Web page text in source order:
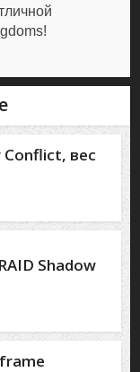
вес
Shadow